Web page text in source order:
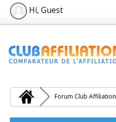
Hi, Guest
Forum Club Affiliation